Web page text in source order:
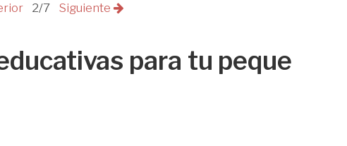
2/7 Siguiente
para tu peque